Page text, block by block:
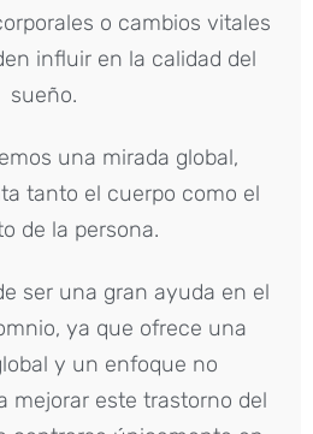
o cambios vitales
influir en la calidad del
sueño.
una mirada global,
tanto el cuerpo como el
de la persona.
ser una gran ayuda en el
ya que ofrece una
y un enfoque no
mejorar este trastorno del